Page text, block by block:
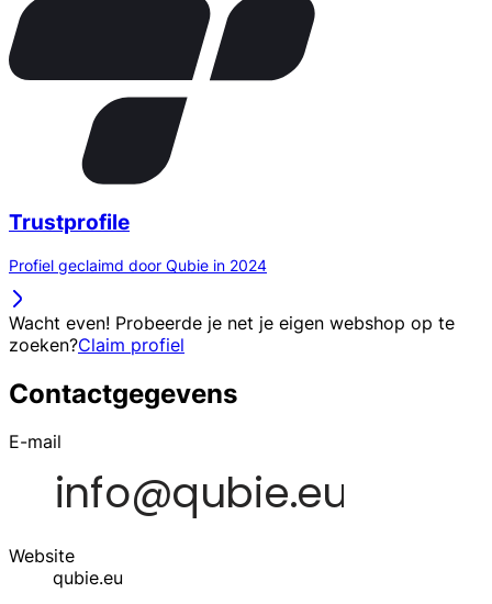
Trustprofile
Profiel geclaimd door Qubie in 2024
Wacht even! Probeerde je net je eigen webshop op te
zoeken?Claim profiel
Contactgegevens
E-mail
Website
qubie.eu